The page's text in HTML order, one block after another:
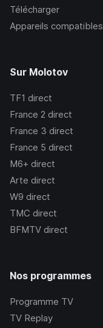
Télécharger
Appareils compatibles
Sur Molotov
TF1 direct
France 2 direct
France 3 direct
France 5 direct
M6+ direct
Arte direct
W9 direct
TMC direct
BFMTV direct
Nos programmes
Programme TV
TV Replay